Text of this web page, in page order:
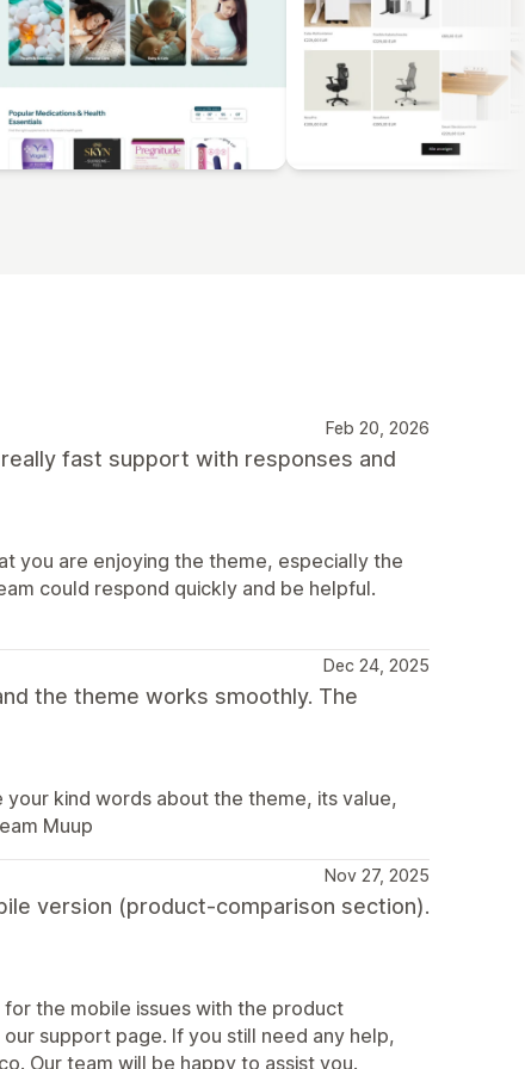
Feb 20, 2026
fast support with responses and
you are enjoying the theme, especially the
could respond quickly and be helpful.
Dec 24, 2025
the theme works smoothly. The
kind words about the theme, its value,
Muup
Nov 27, 2025
version (product-comparison section).
the mobile issues with the product
support page. If you still need any help,
Our team will be happy to assist you.